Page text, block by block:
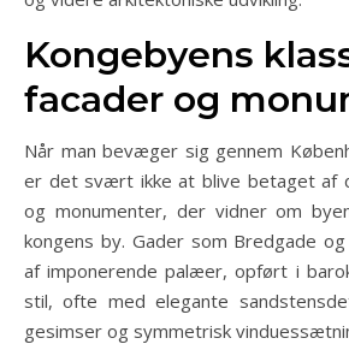
Kongebyens
facader og
Når man bevæger sig gennem
er det svært ikke at blive betaget af
og monumenter, der vidner om
kongens by. Gader som Bredgade
af imponerende palæer, opført i
stil, ofte med elegante
gesimser og symmetrisk